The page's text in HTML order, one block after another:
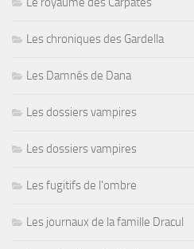
Les chroniques des Gardella
Les Damnés de Dana
Les dossiers vampires
Les dossiers vampires
Les fugitifs de l'ombre
Les journaux de la famille Dracul